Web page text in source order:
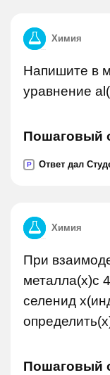
Химия
Напишите в
уравнение
Пошаговый
P Ответ дал
Химия
При
металла(x)с
селенид
Пошаговый